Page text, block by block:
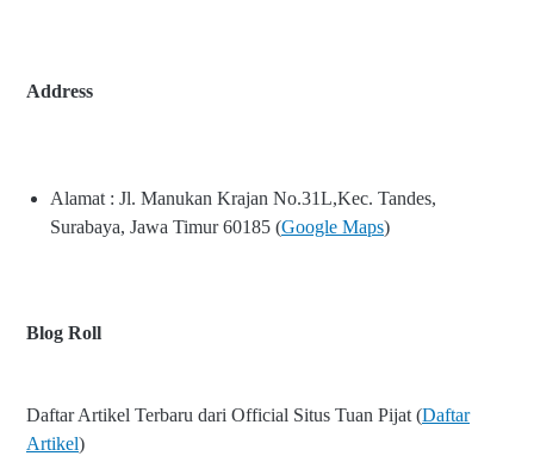
Address
Alamat : Jl. Manukan Krajan No.31L,Kec. Tandes,
Surabaya, Jawa Timur 60185 (Google Maps)
Blog Roll
Daftar Artikel Terbaru dari Official Situs Tuan Pijat (Daftar
Artikel)